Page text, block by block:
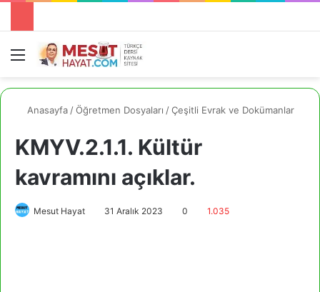
Menü
Anasayfa /Öğretmen Dosyaları /Çeşitli Evrak ve Dokümanlar
KMYV.2.1.1. Kültür
kavramını açıklar.
Mesut Hayat 31 Aralık 2023 0 1.035